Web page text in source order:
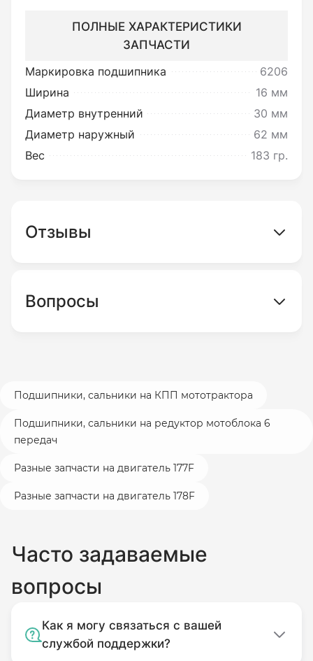
качества подразумевается товар,
обеспечивать исполнение своих
функциональных свойств.
Возврату или обмену не
Модифицированный при
Поврежденный в результате
температурного режима,
запыленности, механические
повреждения, попадание внутрь
Комплектность подачи которого
не соответствует комплекту
Использовавшийся не по
назначению.
ПОЛНЫЕ ХАРАКТЕРИСТИКИ
ЗАПЧАСТИ
Маркировка подшипника
6206
Ширина
16 мм
Диаметр внутренний
30 мм
Диаметр наружный
62 мм
Вес
183 гр.
Отзывы
Вопросы
Подшипники, сальники на КПП мототрактора
Подшипники, сальники на редуктор мотоблока 6
передач
Разные запчасти на двигатель 177F
Разные запчасти на двигатель 178F
Часто задаваемые
вопросы
Как я могу связаться с вашей
службой поддержки?